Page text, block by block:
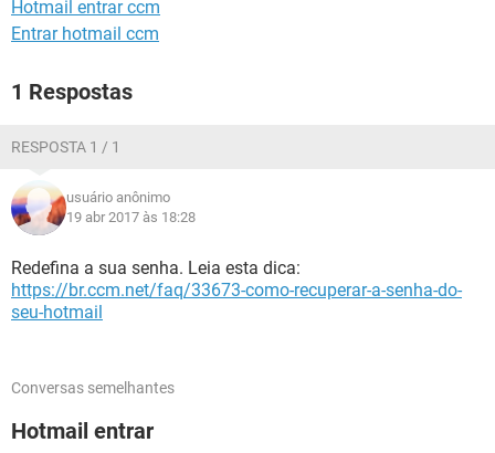
Hotmail entrar ccm
Entrar hotmail ccm
1 Respostas
RESPOSTA 1 / 1
usuário anônimo
19 abr 2017 às 18:28
Redefina a sua senha. Leia esta dica:
https://br.ccm.net/faq/33673-como-recuperar-a-senha-do-
seu-hotmail
Conversas semelhantes
Hotmail entrar